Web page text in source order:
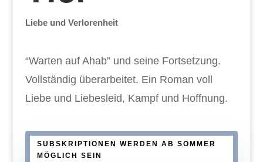
Liebe und Verlorenheit
“Warten auf Ahab” und seine Fortsetzung.
Vollständig überarbeitet. Ein Roman voll
Liebe und Liebesleid, Kampf und Hoffnung.
SUBSKRIPTIONEN WERDEN AB SOMMER
MÖGLICH SEIN